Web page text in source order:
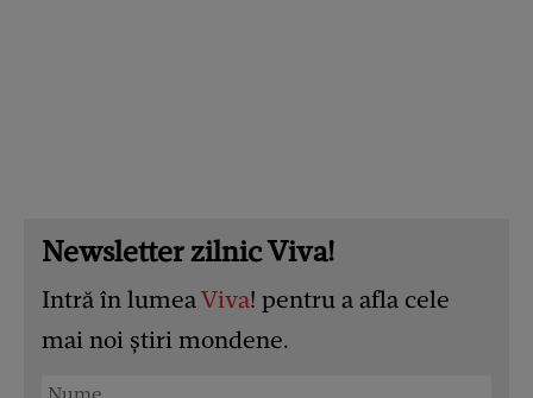
Newsletter zilnic Viva!
Intră în lumeaViva! pentru a afla cele
mai noi știri mondene.